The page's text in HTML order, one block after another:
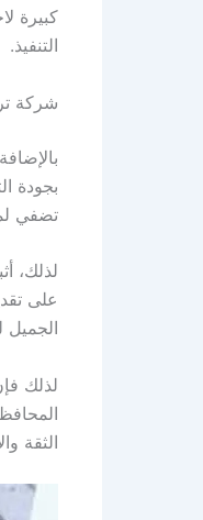
كبيرة
التنفيذ.
شركة
بجودة
تضفي
لذلك،
على
الجميل
لذلك
الثقة